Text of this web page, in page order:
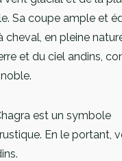
Sa coupe ample et
cheval, en pleine
et du ciel andins,
est un symbole
En le portant,